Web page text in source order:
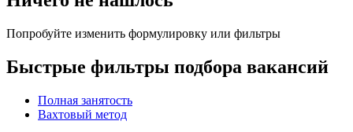
Попробуйте изменить формулировку или фильтры
Быстрые фильтры подбора вакансий
Полная занятость
Вахтовый метод